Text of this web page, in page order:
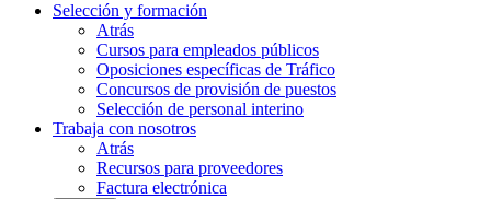
Selección y formación
Atrás
Cursos para empleados públicos
Oposiciones específicas de Tráfico
Concursos de provisión de puestos
Selección de personal interino
Trabaja con nosotros
Atrás
Recursos para proveedores
Factura electrónica